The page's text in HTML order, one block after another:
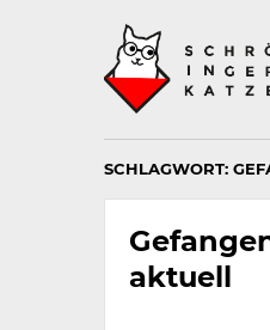
SCHLAGWORT:
aktuell